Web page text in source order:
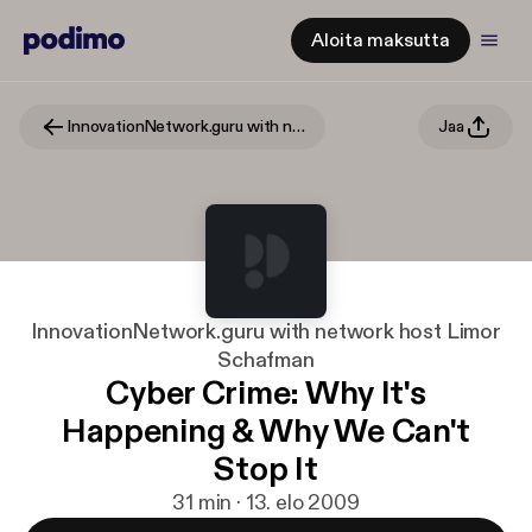
Aloita maksutta
InnovationNetwork.guru with network host Limor Schafman Jaa
InnovationNetwork.guru with network host Limor
Schafman
Cyber Crime: Why It's
Happening & Why We Can't
Stop It
31 min · 13. elo 2009